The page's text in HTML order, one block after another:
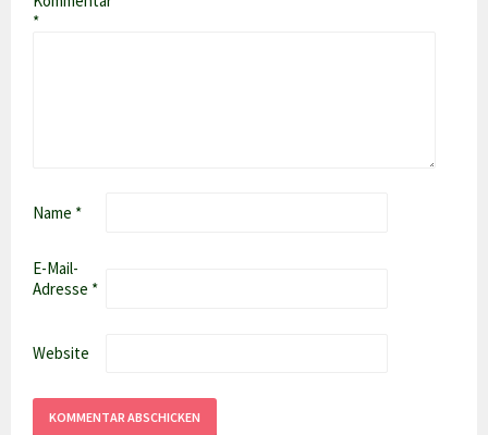
*
Name *
E-Mail-
Adresse *
Website